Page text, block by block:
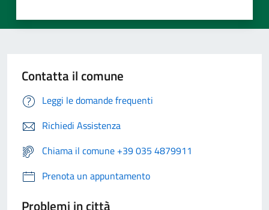
Contatta il comune
Leggi le domande frequenti
Richiedi Assistenza
Chiama il comune +39 035 4879911
Prenota un appuntamento
Problemi in città